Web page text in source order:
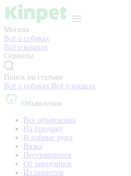
Москва
Всё о собаках
Всё о кошках
Сервисы
Поиск по статьям
Всё о собаках Всё о кошках
Объявления
Все объявления
На продажу
В добрые руки
Вязка
Потерявшиеся
От заводчиков
Из приютов